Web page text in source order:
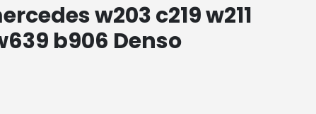
w203 c219 w211
b906 Denso